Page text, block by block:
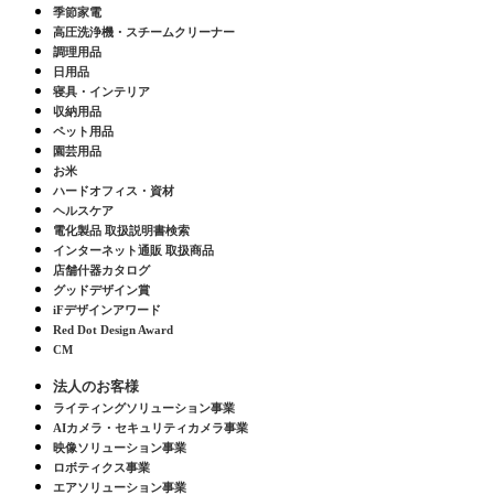
季節家電
高圧洗浄機・スチームクリーナー
調理用品
日用品
寝具・インテリア
収納用品
ペット用品
園芸用品
お米
ハードオフィス・資材
ヘルスケア
電化製品 取扱説明書検索
インターネット通販 取扱商品
店舗什器カタログ
グッドデザイン賞
iFデザインアワード
Red Dot Design Award
CM
法人のお客様
ライティングソリューション事業
AIカメラ・セキュリティカメラ事業
映像ソリューション事業
ロボティクス事業
エアソリューション事業